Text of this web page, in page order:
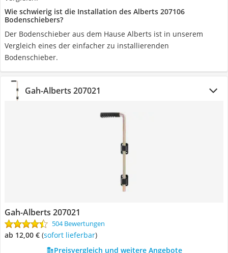
Wie schwierig ist die Installation des Alberts 207106
Bodenschiebers?
Der Bodenschieber aus dem Hause Alberts ist in unserem
Vergleich eines der einfacher zu installierenden
Bodenschieber.
Gah-Alberts 207021
Gah-Alberts 207021
504 Bewertungen
ab 12,00 € ( Sofort lieferbar)
Preisvergleich und weitere Angebote